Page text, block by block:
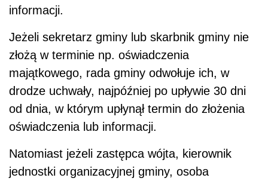
informacji.
Jeżeli sekretarz gminy lub skarbnik gminy nie
złożą w terminie np. oświadczenia
majątkowego, rada gminy odwołuje ich, w
drodze uchwały, najpóźniej po upływie 30 dni
od dnia, w którym upłynął termin do złożenia
oświadczenia lub informacji.
Natomiast jeżeli zastępca wójta, kierownik
jednostki organizacyjnej gminy, osoba